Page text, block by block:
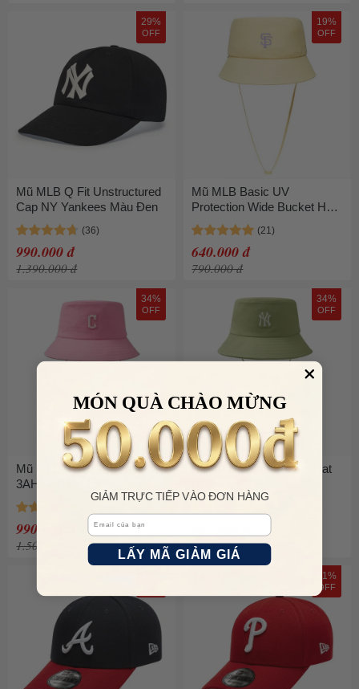
29%
OFF
Mũ MLB Q Fit Unstructured
Cap NY Yankees Màu Đen
990.000 đ
1.390.000 đ
19%
OFF
Mũ MLB Basic UV
Protection Wide Bucket Hat
SF 3AHT28123-14YEL Màu
Vàng
640.000 đ
790.000 đ
34%
OFF
Mũ MLB Safari Bucket Hat
3AHT4014N-45PKS Màu
Hồng
990.000 đ
1.500.000 đ
34%
OFF
Mũ MLB Safari Bucket Hat
3AHT4014N-50OLL Màu
Xanh Lá
1.500.000 đ
41%
OFF
MÓN QUÀ CHÀO MỪNG
GIẢM TRỰC TIẾP VÀO ĐƠN HÀNG
Email
LẤY MÃ GIẢM GIÁ